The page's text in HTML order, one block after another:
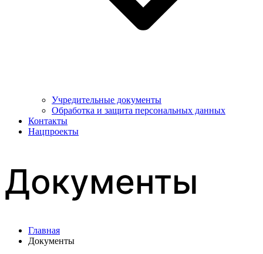
Учредительные документы
Обработка и защита персональных данных
Контакты
Нацпроекты
Документы
Главная
Документы